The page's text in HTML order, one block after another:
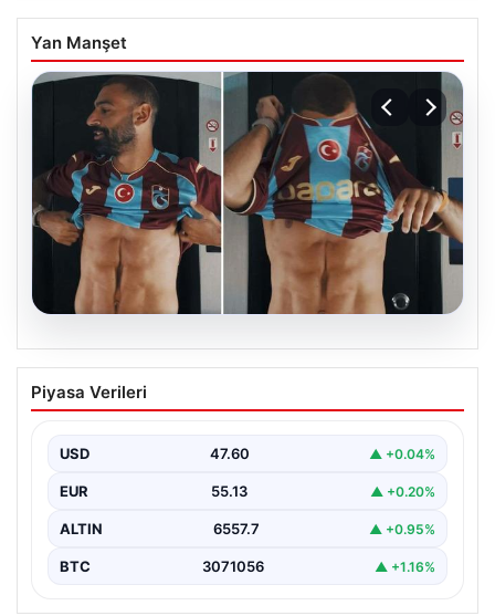
Yan Manşet
05.08.2026
Mohamed Salah’ın karnındaki görüntü
gündem olmuştu! Gerçek ortaya çıktı
Piyasa Verileri
USD 47.60 ▲ +0.04%
EUR 55.13 ▲ +0.20%
ALTIN 6557.7 ▲ +0.95%
BTC 3071056 ▲ +1.16%